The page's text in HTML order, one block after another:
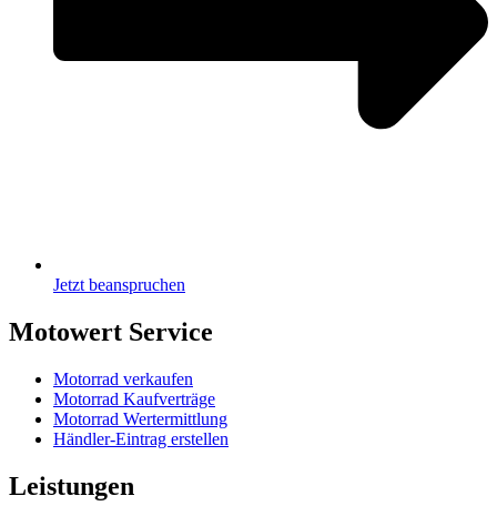
Jetzt beanspruchen
Motowert Service
Motorrad verkaufen
Motorrad Kaufverträge
Motorrad Wertermittlung
Händler-Eintrag erstellen
Leistungen